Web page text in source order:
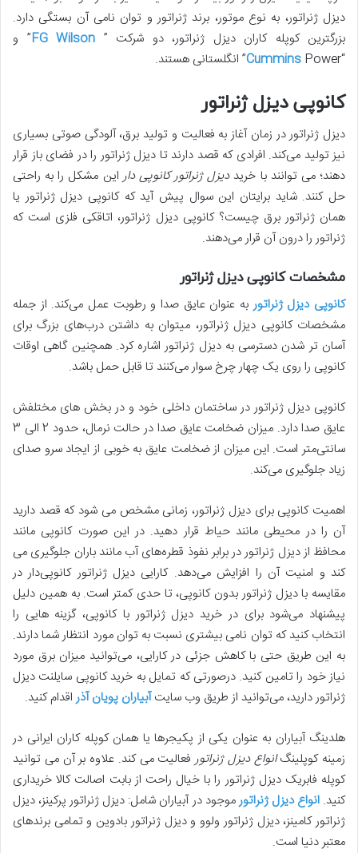
دیزل ژنراتور، به نوع موتور، برند ژنراتور و توان نامی آن بستگی دارد.
بزرگترین کوپله کاران دیزل ژنراتور، دو شرکت ” FG Wilson” و
“
Cummins Power” انگلستانی هستند.
کانوپی دیزل ژنراتور
دیزل ژنراتور در زمان آغاز به فعالیت و تولید برق، آلودگی صوتی بسیاری
نیز تولید می­‌کند. افرادی که قصد دارند تا دیزل ژنراتور را در فضای باز قرار
دهند؛ می توانند با خریددیزل ژنراتور کانوپی داراین مشکل را به راحتی
حل کنند. شاید برایتان این سوال پیش آید که کانوپی دیزل ژنراتور یا
همان ژنراتور برق چیست؟ کانوپی دیزل ژنراتور، اتاقکی فلزی است که
ژنراتور را درون آن قرار می‌­دهند.
مشخصات کانوپی دیزل ژنراتور
کانوپی دیزل ژنراتور به عنوان عایق صدا و رطوبت عمل می­‌کند. از جمله
مشخصات کانوپی دیزل ژنراتور، می­توان به داشتن درب‌های بزرگ برای
آسان تر شدن دسترسی به دیزل ژنراتور اشاره کرد. همچنین گاهی اوقات
کانوپی را روی یک چهار چرخ سوار می­‌کنند تا قابل حمل باشد.
کانوپی دیزل ژنراتور در ساختمان داخلی خود و در بخش های مختلفش
عایق صدا دارد. میزان ضخامت عایق صدا در حالت نرمال، حدود 2 الی 3
سانتی­‌متر است. این میزان از ضخامت عایق به خوبی از ایجاد سرو صدای
زیاد جلوگیری می‌کند.
اهمیت کانوپی برای دیزل ژنراتور، زمانی مشخص می شود که قصد دارید
آن را در محیطی مانند حیاط قرار دهید. در این صورت کانوپی مانند
محافظ از دیزل ژنراتور در برابر نفوذ قطره‌های آب مانند باران جلوگیری می­‌
کند و امنیت آن را افزایش می­‌دهد. کارایی دیزل ژنراتور کانوپی­‌دار در
مقایسه با دیزل ژنراتور بدون کانوپی، تا حدی کمتر است. به همین دلیل
پیشنهاد می‌­شود برای در خرید دیزل ژنراتور با کانوپی، گزینه ‌هایی را
انتخاب کنید که توان نامی بیشتری نسبت به توان مورد انتظار شما دارند.
به این طریق حتی با کاهش جزئی در کارایی، می­‌توانید میزان برق مورد
نیاز خود را تامین کنید. درصورتی که تمایل به خرید کانوپی سایلنت دیزل
ژنراتور دارید، می­‌توانید از طریق وب سایتآبیاران پویان آذر اقدام کنید.
هلدینگ آبیاران به عنوان یکی از پکیجرها یا همان کوپله کاران ایرانی در
زمینه کوپلینگانواع دیزل ژنراتور فعالیت می کند. علاوه بر آن می توانید
کوپله فابریک دیزل ژنراتور را با خیال راحت از بابت اصالت کالا خریداری
کنید.انواع دیزل ژنراتورموجود در آبیاران شامل: دیزل ژنراتور پرکینز، دیزل
ژنراتور کامینز، دیزل ژنراتور ولوو و دیزل ژنراتور بادوین و تمامی برندهای
معتبر دنیا است.